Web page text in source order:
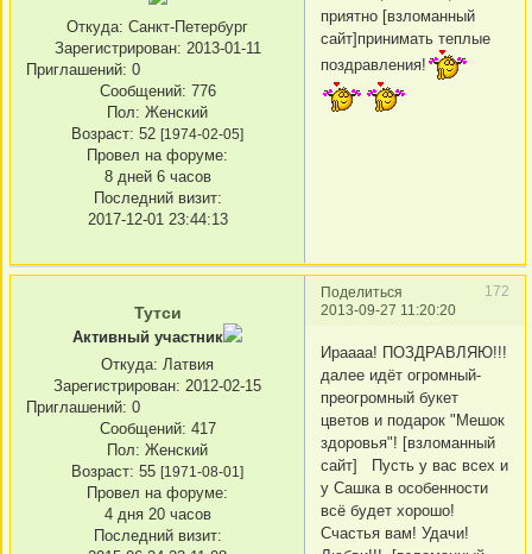
Откуда: Санкт-Петербург
Зарегистрирован: 2013-01-11
Приглашений: 0
Сообщений: 776
Пол: Женский
Возраст: 52 [1974-02-05]
Провел на форуме:
8 дней 6 часов
Последний визит:
2017-12-01 23:44:13
приятно [взломанный
сайт]принимать теплые
поздравления!
Поделиться
172
2013-09-27 11:20:20
Тутси
Активный участник
Откуда: Латвия
Зарегистрирован: 2012-02-15
Приглашений: 0
Сообщений: 417
Пол: Женский
Возраст: 55 [1971-08-01]
Провел на форуме:
4 дня 20 часов
Последний визит:
Ираааа! ПОЗДРАВЛЯЮ!!!
далее идёт огромный-
преогромный букет
цветов и подарок "Мешок
здоровья"! [взломанный
сайт] Пусть у вас всех и
у Сашка в особенности
всё будет хорошо!
Счастья вам! Удачи!